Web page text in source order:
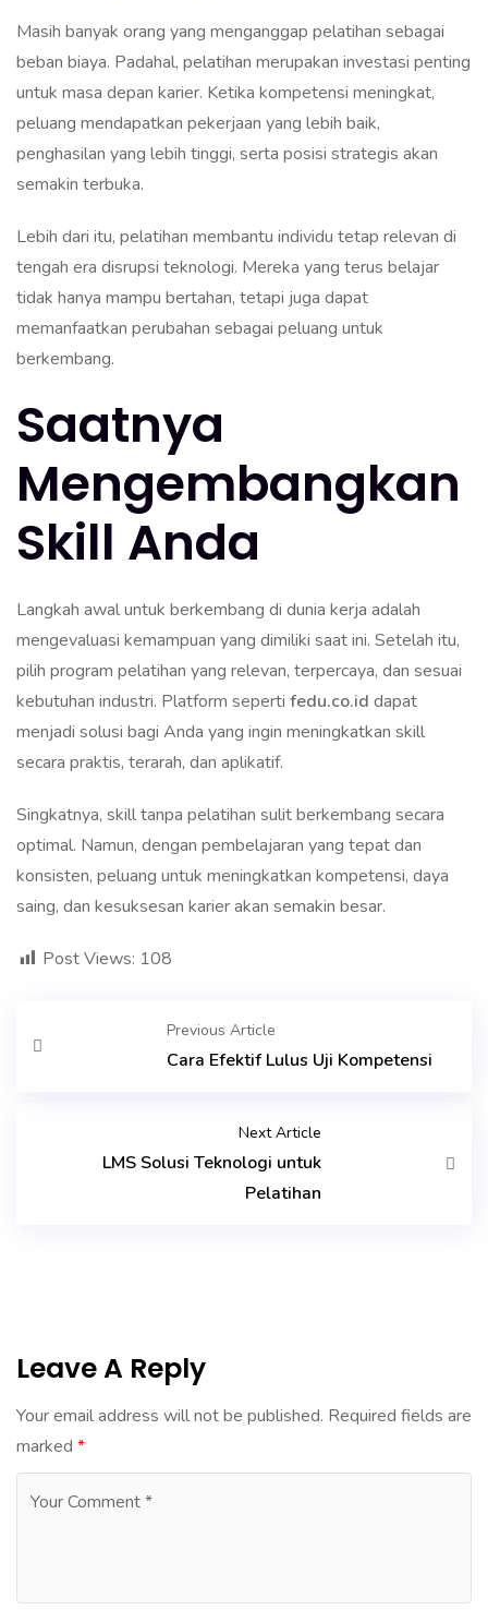
Masih banyak orang yang menganggap pelatihan sebagai
beban biaya. Padahal, pelatihan merupakan investasi penting
untuk masa depan karier. Ketika kompetensi meningkat,
peluang mendapatkan pekerjaan yang lebih baik,
penghasilan yang lebih tinggi, serta posisi strategis akan
semakin terbuka.
Lebih dari itu, pelatihan membantu individu tetap relevan di
tengah era disrupsi teknologi. Mereka yang terus belajar
tidak hanya mampu bertahan, tetapi juga dapat
memanfaatkan perubahan sebagai peluang untuk
berkembang.
Saatnya
Mengembangkan
Skill Anda
Langkah awal untuk berkembang di dunia kerja adalah
mengevaluasi kemampuan yang dimiliki saat ini. Setelah itu,
pilih program pelatihan yang relevan, terpercaya, dan sesuai
kebutuhan industri. Platform seperti fedu.co.id dapat
menjadi solusi bagi Anda yang ingin meningkatkan skill
secara praktis, terarah, dan aplikatif.
Singkatnya, skill tanpa pelatihan sulit berkembang secara
optimal. Namun, dengan pembelajaran yang tepat dan
konsisten, peluang untuk meningkatkan kompetensi, daya
saing, dan kesuksesan karier akan semakin besar.
Post Views: 108
Previous Article
Cara Efektif Lulus Uji Kompetensi
Next Article
LMS Solusi Teknologi untuk
Pelatihan
Leave A Reply
Your email address will not be published. Required fields are
marked *